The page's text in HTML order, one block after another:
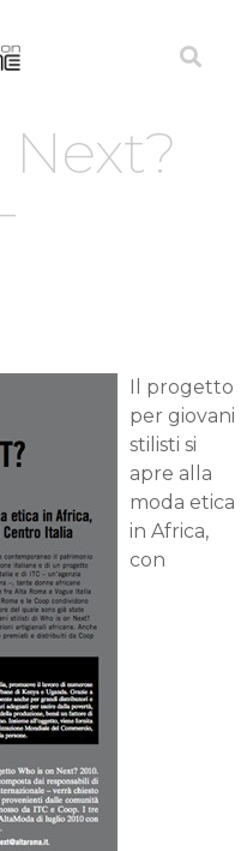
Il progetto
per giovani
stilisti si
apre alla
moda etica
in Africa,
con